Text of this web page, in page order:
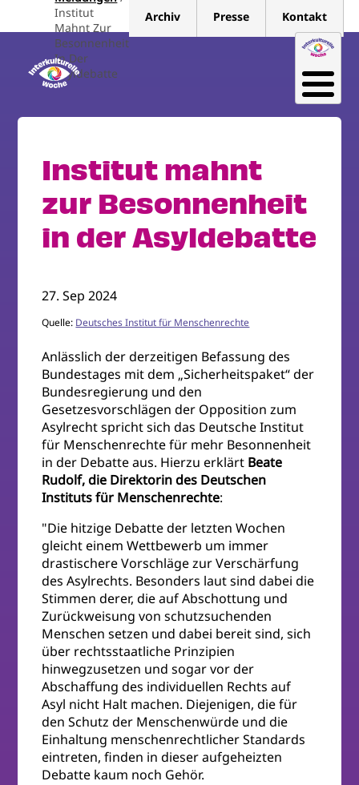
Institut
Mahnt Zur
Besonnenheit
In Der
Asyldebatte
Archiv Presse Kontakt
Institut mahnt
zur Besonnenheit
in der Asyldebatte
27. Sep 2024
Quelle: Deutsches Institut für Menschenrechte
Anlässlich der derzeitigen Befassung des
Bundestages mit dem „Sicherheitspaket“ der
Bundesregierung und den
Gesetzesvorschlägen der Opposition zum
Asylrecht spricht sich das Deutsche Institut
für Menschenrechte für mehr Besonnenheit
in der Debatte aus. Hierzu erklärt Beate
Rudolf, die Direktorin des Deutschen
Instituts für Menschenrechte:
"Die hitzige Debatte der letzten Wochen
gleicht einem Wettbewerb um immer
drastischere Vorschläge zur Verschärfung
des Asylrechts. Besonders laut sind dabei die
Stimmen derer, die auf Abschottung und
Zurückweisung von schutzsuchenden
Menschen setzen und dabei bereit sind, sich
über rechtsstaatliche Prinzipien
hinwegzusetzen und sogar vor der
Abschaffung des individuellen Rechts auf
Asyl nicht Halt machen. Diejenigen, die für
den Schutz der Menschenwürde und die
Einhaltung menschenrechtlicher Standards
eintreten, finden in dieser aufgeheizten
Debatte kaum noch Gehör.